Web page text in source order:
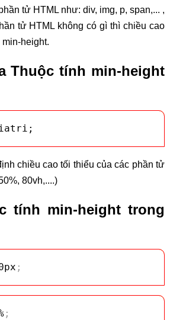
tử HTML như: div, img, p, span,... ,
tử HTML không có gì thì chiều cao
height.
Thuộc tính min-height
chiều cao tối thiểu của các phần tử
80vh,....)
tính min-height trong
;
;